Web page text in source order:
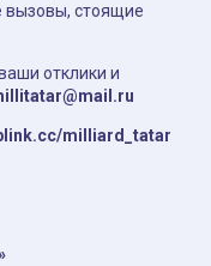
вызовы, стоящие
отклики и
milliard_tatar